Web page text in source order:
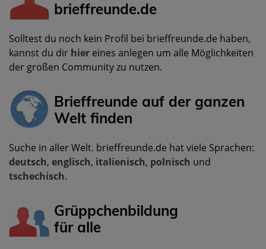
brieffreunde.de
Solltest du noch kein Profil bei brieffreunde.de haben,
kannst du dir hier eines anlegen um alle Möglichkeiten
der großen Community zu nutzen.
Brieffreunde auf der ganzen
Welt finden
Suche in aller Welt. brieffreunde.de hat viele Sprachen:
deutsch, englisch, italienisch, polnisch und
tschechisch.
Grüppchenbildung
für alle